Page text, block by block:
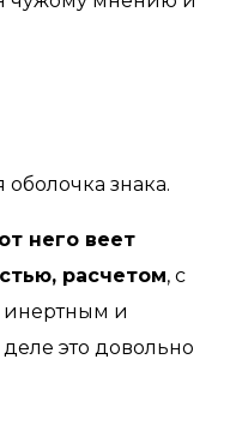
знака.
него веет
расчетом, с
инертным и
это довольно